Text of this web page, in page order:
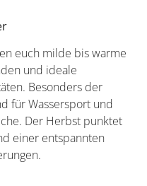
euch milde bis warme
und ideale
Besonders der
für Wassersport und
Der Herbst punktet
einer entspannten